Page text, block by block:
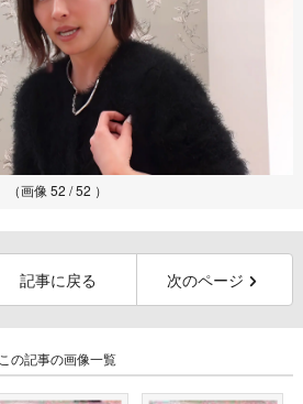
（画像 52 / 52 ）
記事に戻る 次のページ
この記事の画像一覧